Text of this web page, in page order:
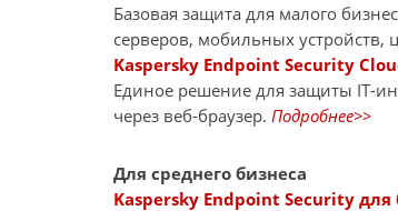
Базовая защита для малого
серверов, мобильных
Kaspersky Endpoint Security
Единое решение для защиты IT-
через веб-браузер. Подробнее>>
Для среднего бизнеса
Kaspersky Endpoint Security